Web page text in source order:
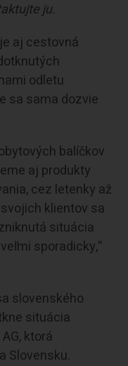
ju.
aj cestovná
odletu
sa sama dozvie
balíčkov
aj produkty
cez letenky až
klientov sa
situácia
sporadicky,”
slovenského
situácia
ktorá
Slovensku.